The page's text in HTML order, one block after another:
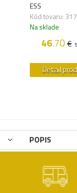
ESS
Kód tovaru:
Na sklade
46.70€
Detail
POPIS